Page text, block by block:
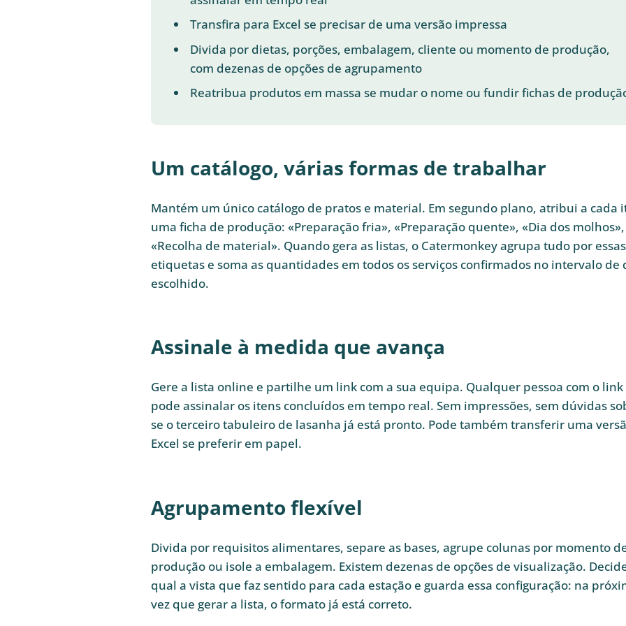
Transfira para Excel se precisar de uma versão impressa
Divida por dietas, porções, embalagem, cliente ou momento de produção,
com dezenas de opções de agrupamento
Reatribua produtos em massa se mudar o nome ou fundir fichas de
Um catálogo, várias formas de trabalhar
Mantém um único catálogo de pratos e material. Em segundo plano, atribui a cada
uma ficha de produção: «Preparação fria», «Preparação quente», «Dia dos molhos»,
«Recolha de material». Quando gera as listas, o Catermonkey agrupa tudo por essas
etiquetas e soma as quantidades em todos os serviços confirmados no intervalo de
escolhido.
Assinale à medida que avança
Gere a lista online e partilhe um link com a sua equipa. Qualquer pessoa com o link
pode assinalar os itens concluídos em tempo real. Sem impressões, sem dúvidas
se o terceiro tabuleiro de lasanha já está pronto. Pode também transferir uma
Excel se preferir em papel.
Agrupamento flexível
Divida por requisitos alimentares, separe as bases, agrupe colunas por momento
produção ou isole a embalagem. Existem dezenas de opções de visualização.
qual a vista que faz sentido para cada estação e guarda essa configuração: na
vez que gerar a lista, o formato já está correto.